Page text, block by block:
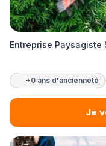
Entreprise Paysagiste
+0 ans d'ancienneté
Je